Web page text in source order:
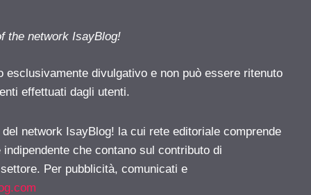
the network IsayBlog!
esclusivamente divulgativo e non può essere ritenuto
effettuati dagli utenti.
network IsayBlog! la cui rete editoriale comprende
che contano sul contributo di
Per pubblicità, comunicati e